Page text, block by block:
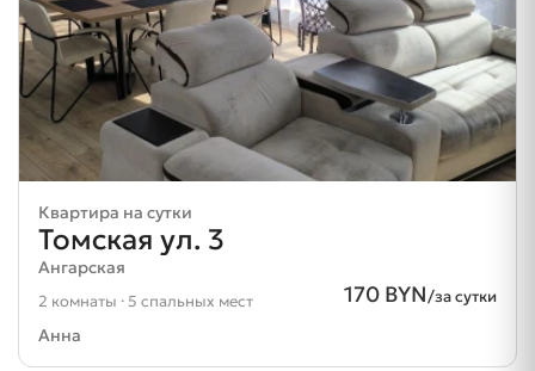
Квартира на сутки
Томская ул. 3
Ангарская
170 BYN/за сутки
2 комнаты · 5 спальных мест
Анна